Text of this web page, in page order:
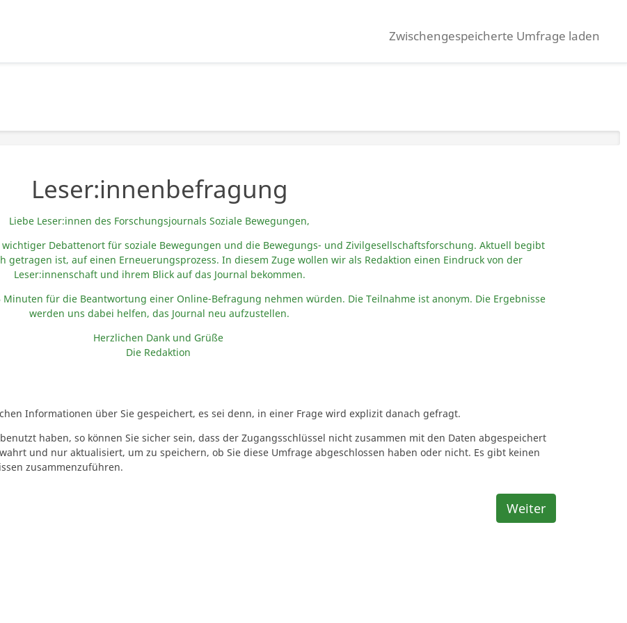
Zwischengespeicherte Umfrage laden
Leser:innenbefragung
Liebe Leser:innen des Forschungsjournals Soziale Bewegungen,
Debattenort für soziale Bewegungen und die Bewegungs- und Zivilgesellschaftsforschung. Aktuell begibt
getragen ist, auf einen Erneuerungsprozess. In diesem Zuge wollen wir als Redaktion einen Eindruck von der
Leser:innenschaftund ihrem Blick auf das Journal bekommen.
Minuten für die Beantwortung einer Online-Befragung nehmen würden. Die Teilnahme ist anonym. Die Ergebnisse
werden uns dabei helfen, das Journal neu aufzustellen.
Herzlichen Dank und Grüße
Die Redaktion
Informationen über Sie gespeichert, es sei denn, in einer Frage wird explizit danach gefragt.
haben, so können Sie sicher sein, dass der Zugangsschlüssel nicht zusammen mit den Daten abgespeichert
und nur aktualisiert, um zu speichern, ob Sie diese Umfrage abgeschlossen haben oder nicht. Es gibt keinen
zusammenzuführen.
Weiter